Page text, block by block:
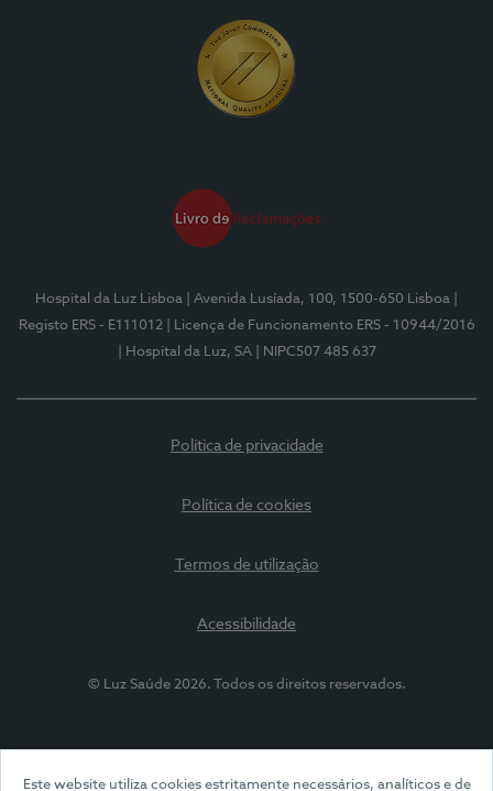
Este website utiliza cookies estritamente necessários, analíticos e de
Hospital da Luz Lisboa | Avenida Lusíada, 100, 1500-650 Lisboa
Registo ERS - E111012
| Licença de Funcionamento ERS - 10944/2016
| Hospital da Luz, SA
| NIPC507 485 637
Política de privacidade
Política de cookies
Termos de utilização
Acessibilidade
© Luz Saúde 2026. Todos os direitos reservados.